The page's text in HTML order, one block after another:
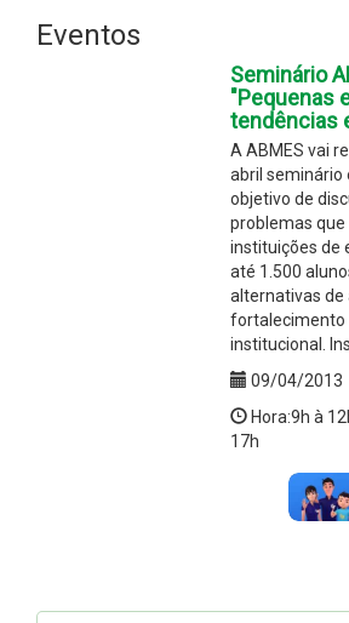
Eventos
Seminário
"Pequenas
tendências
A ABMES vai
abril seminário
objetivo de
problemas
instituições de
até 1.500
alternativas de
fortalecimento
institucional.
09/04/2013
Hora:9h à
17h